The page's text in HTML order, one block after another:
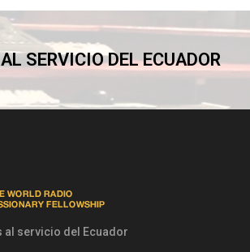
SERVICIO DEL ECUADOR
al servicio del Ecuador